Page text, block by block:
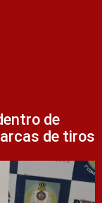
de
de tiros